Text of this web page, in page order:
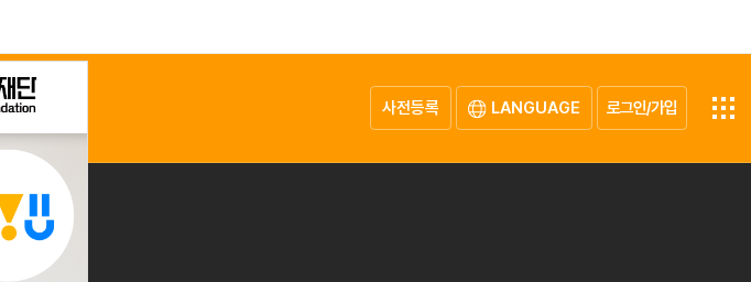
사전등록 LANGUAGE 로그인/가입